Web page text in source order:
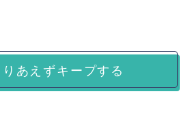
りあえずキープする